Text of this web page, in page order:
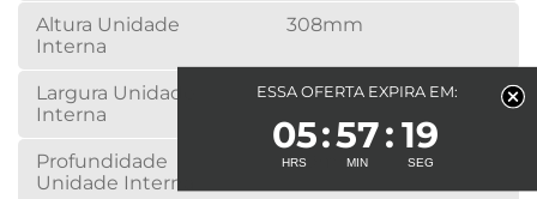
Altura Unidade
Interna
308mm
Largura Unidade
Interna
754mm
Profundidade
Unidade Interna
189mm
ESSA OFERTA EXPIRA EM:
05 57 19